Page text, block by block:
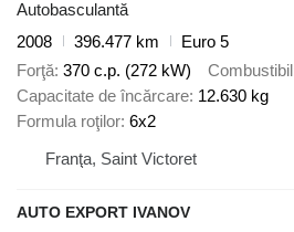
Autobasculantă
2008
396.477 km
Euro 5
Forţă 370 c.p. (272 kW) Combustibil
Capacitate de încărcare 12.630 kg
Formula roţilor 6x2
Franţa, Saint Victoret
AUTO EXPORT IVANOV